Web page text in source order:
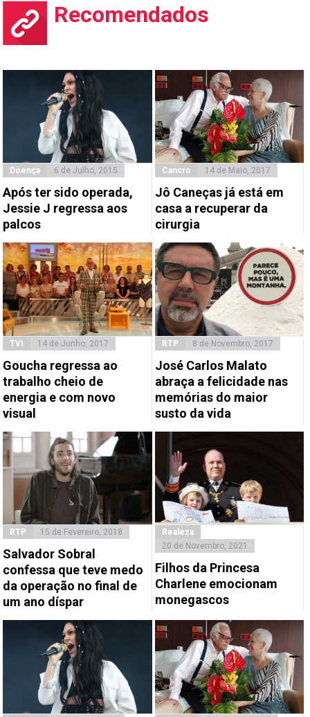
Recomendados
Doença 6 de Julho, 2015
Após ter sido operada,
Jessie J regressa aos
palcos
Cancro 14 de Maio, 2017
Jô Caneças já está em
casa a recuperar da
cirurgia
TVI 14 de Junho, 2017
Goucha regressa ao
trabalho cheio de
energia e com novo
visual
RTP 8 de Novembro, 2017
José Carlos Malato
abraça a felicidade nas
memórias do maior
susto da vida
RTP 15 de Fevereiro, 2018
Salvador Sobral
confessa que teve medo
da operação no final de
um ano díspar
Realeza
20 de Novembro, 2021
Filhos da Princesa
Charlene emocionam
monegascos